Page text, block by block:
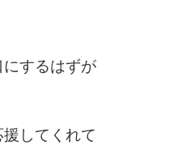
するはずが
してくれて